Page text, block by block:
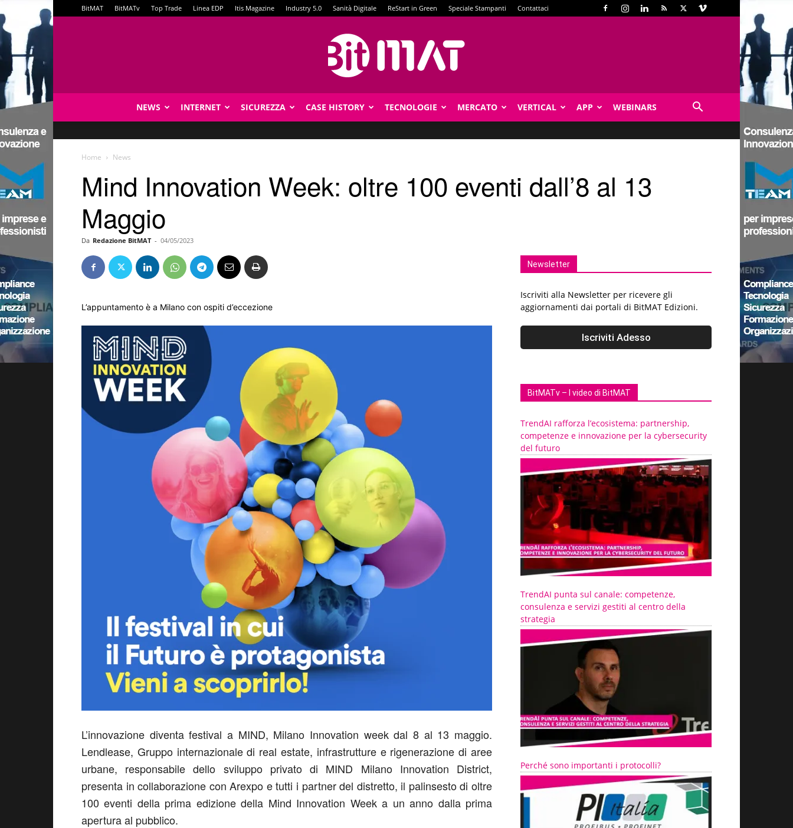
BitMAT BitMATv Top Trade Linea EDP Itis Magazine Industry 5.0 Sanità Digitale ReStart in Green Speciale Stampanti Contattaci
NEWS INTERNET SICUREZZA CASE HISTORY TECNOLOGIE MERCATO VERTICAL APP WEBINARS
Home News
Mind Innovation Week: oltre 100 eventi dall’8 al 13
Maggio
Da Redazione BitMAT - 04/05/2023
L’appuntamento è a Milano con ospiti d’eccezione
L’innovazione diventa festival a MIND, Milano Innovation week dal 8 al 13 maggio.
Lendlease, Gruppo internazionale di real estate, infrastrutture e rigenerazione di aree
urbane, responsabile dello sviluppo privato di MIND Milano Innovation District,
presenta in collaborazione con Arexpo e tutti i partner del distretto, il palinsesto di oltre
100 eventi della prima edizione della Mind Innovation Week a un anno dalla prima
apertura al pubblico.
Newsletter
Iscriviti alla Newsletter per ricevere gli
aggiornamenti dai portali di BitMAT Edizioni.
BitMATv – I video di BitMAT
TrendAI rafforza l’ecosistema: partnership,
competenze e innovazione per la cybersecurity
del futuro
TrendAI punta sul canale: competenze,
consulenza e servizi gestiti al centro della
strategia
Perché sono importanti i protocolli?